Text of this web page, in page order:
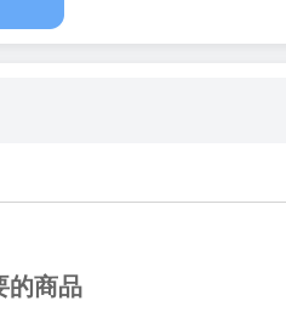
的商品